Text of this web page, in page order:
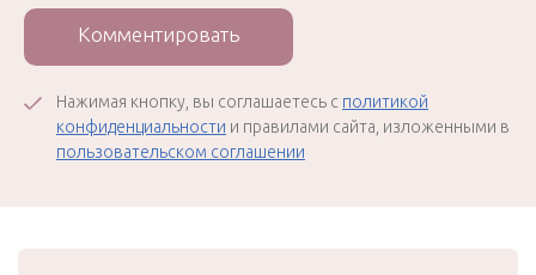
Комментировать
Нажимая кнопку, вы соглашаетесь с политикой
конфиденциальности и правилами сайта, изложенными в
пользовательском соглашении